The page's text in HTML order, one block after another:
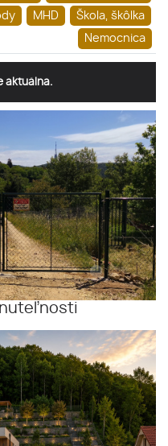
MHD
Škola, škôlka
Nemocnica
aktuálna.